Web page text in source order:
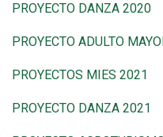
PROYECTO DANZA 2020
PROYECTO ADULTO
PROYECTOS MIES 2021
PROYECTO DANZA 2021